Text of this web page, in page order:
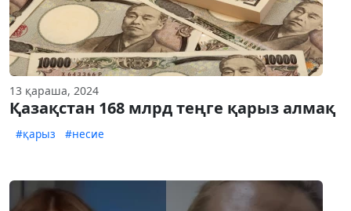
13 қараша, 2024
Қазақстан 168 млрд теңге қарыз алмақ
#қарыз #несие